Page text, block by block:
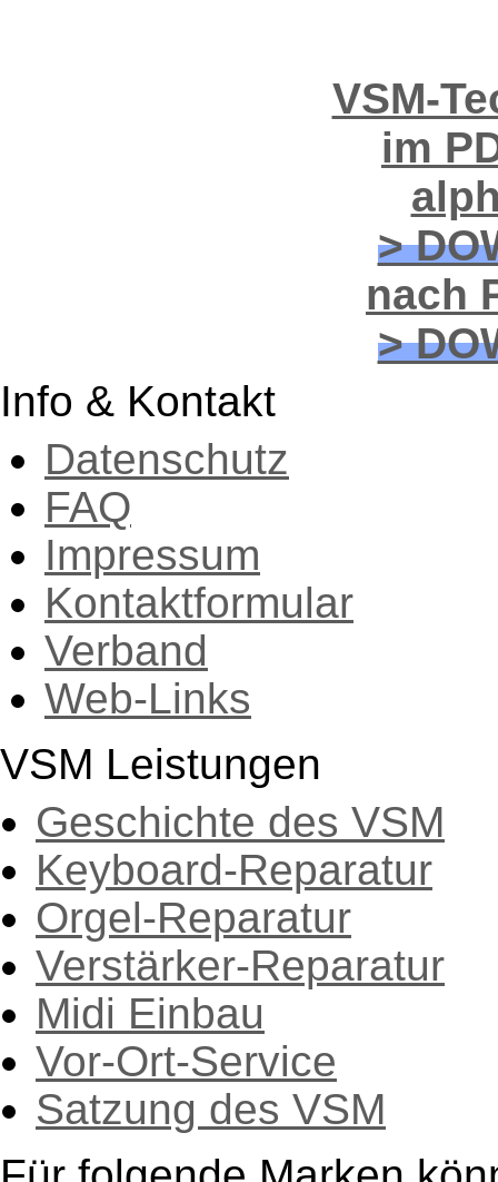
VSM-
im
>
nach
>
Info & Kontakt
Datenschutz
FAQ
Impressum
Kontaktformular
Verband
Web-Links
VSM Leistungen
Geschichte des VSM
Keyboard-Reparatur
Orgel-Reparatur
Verstärker-Reparatur
Midi Einbau
Vor-Ort-Service
Satzung des VSM